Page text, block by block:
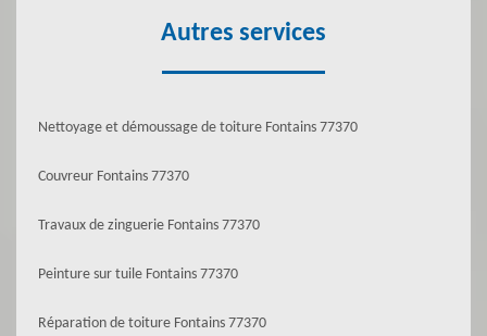
Autres services
Nettoyage et démoussage de toiture Fontains 77370
Couvreur Fontains 77370
Travaux de zinguerie Fontains 77370
Peinture sur tuile Fontains 77370
Réparation de toiture Fontains 77370